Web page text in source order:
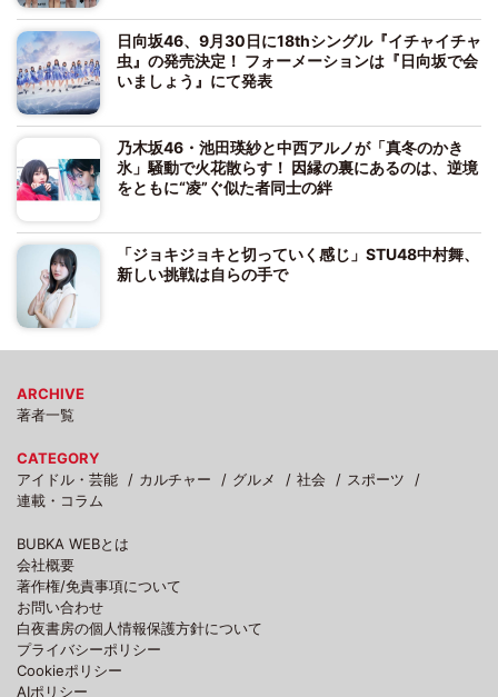
日向坂46、9月30日に18thシングル『イチャイチャ
虫』の発売決定！ フォーメーションは『日向坂で会
いましょう』にて発表
乃木坂46・池田瑛紗と中西アルノが「真冬のかき
氷」騒動で火花散らす！ 因縁の裏にあるのは、逆境
をともに“凌”ぐ似た者同士の絆
「ジョキジョキと切っていく感じ」STU48中村舞、
新しい挑戦は自らの手で
ARCHIVE
著者一覧
CATEGORY
アイドル・芸能
カルチャー グルメ 社会
スポーツ
連載・コラム
BUBKA WEBとは
会社概要
著作権/免責事項について
お問い合わせ
白夜書房の個人情報保護方針について
プライバシーポリシー
Cookieポリシー
AIポリシー